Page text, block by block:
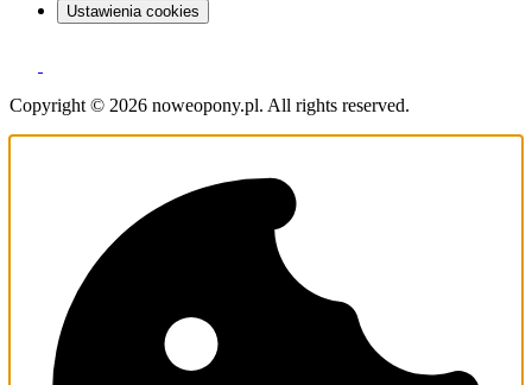
Ustawienia cookies
Copyright © 2026 noweopony.pl. All rights reserved.